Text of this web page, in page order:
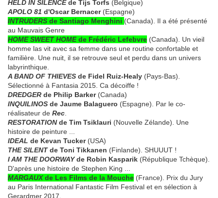
HELD IN SILENCEde Tijs Torfs (Belgique)
APOLO 81 d'Oscar Bernacer (Espagne)
INTRUDERS de Santiago Menghini (Canada). Il a été présenté
au Mauvais Genre
HOME SWEET HOME de Frédéric Lefebvre (Canada). Un vieil
homme las vit avec sa femme dans une routine confortable et
familière. Une nuit, il se retrouve seul et perdu dans un univers
labyrinthique.
A BAND OF THIEVES de Fidel Ruiz-Healy (Pays-Bas).
Sélectionné à Fantasia 2015. Ca décoiffe !
DREDGER de Philip Barker(Canada)
INQUILINOS de Jaume Balaguero (Espagne). Par le co-
réalisateur de Rec
RESTORATIONde Tim Tsiklauri (Nouvelle Zélande). Une
histoire de peinture ...
IDEAL de Kevan Tucker(USA)
THE SILENTde Toni Tikkanen (Finlande). SHUUUT !
I AM THE DOORWAYde Robin Kasparik (République Tchèque).
D'après une histoire de Stephen King ...
MARGAUXde Les Films de la Mouche (France). Prix du Jury
au Paris International Fantastic Film Festival et en sélection à
Gerardmer 2017.